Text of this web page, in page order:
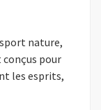
nature,
pour
les esprits,